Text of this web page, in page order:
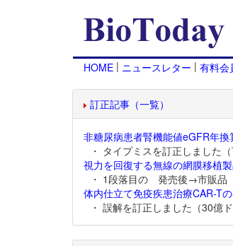
HOME | ニュースレター | 有料会
訂正記事（一覧）
非糖尿病患者腎機能値eGFR年
・ タイプミスを訂正しました
視力を回復する無線の網膜移植
・ 1段落目の 発売後→市販品
体内仕立て免疫疾患治療CAR-T
・ 誤解を訂正しました（30億